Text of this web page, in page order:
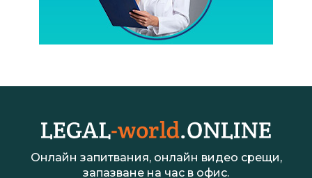
Онлайн запитвания, онлайн видео срещи,
запазване на час в офис.